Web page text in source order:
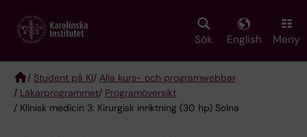
main
Sök English Meny
Breadcrumb
/ Student på KI/ Alla kurs- och programwebbar
/ Läkarprogrammet/ Programöversikt
/ Klinisk medicin 3: Kirurgisk inriktning (30 hp) Solna